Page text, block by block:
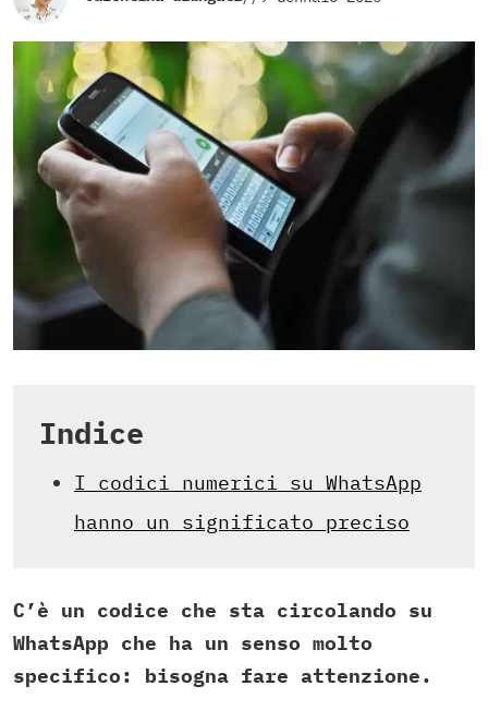
Indice
I codici numerici su WhatsApp
hanno un significato preciso
C’è un codice che sta circolando su
WhatsApp che ha un senso molto
specifico: bisogna fare attenzione.